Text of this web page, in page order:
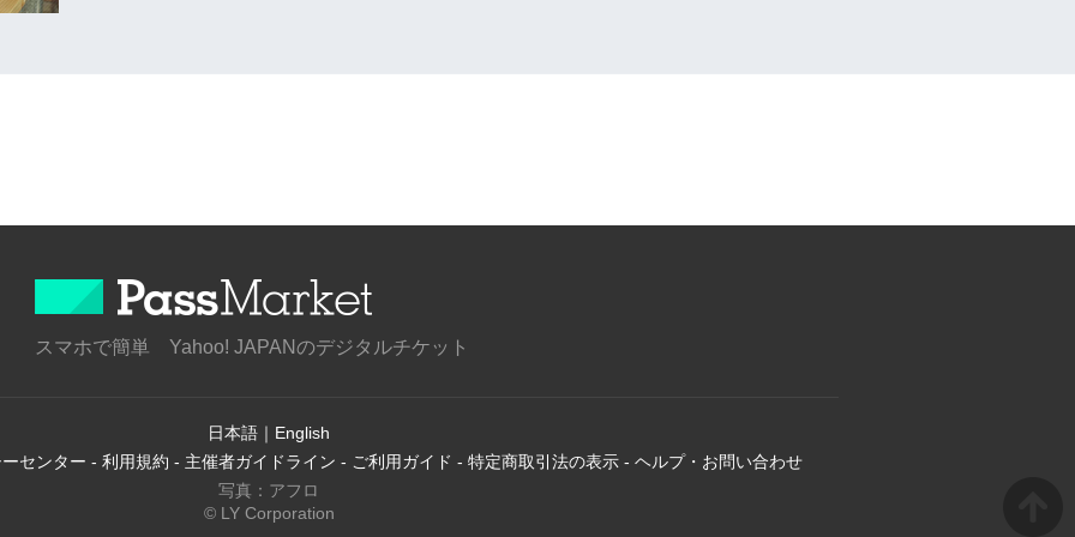
スマホで簡単 Yahoo! JAPANのデジタルチケット
日本語 ｜ English
センター - 利用規約 - 主催者ガイドライン - ご利用ガイド - 特定商取引法の表示 - ヘルプ・お問い合わせ
写真：アフロ
© LY Corporation